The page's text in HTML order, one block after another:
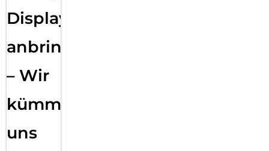
Displayfolie
anbringen
– Wir
kümmern
uns